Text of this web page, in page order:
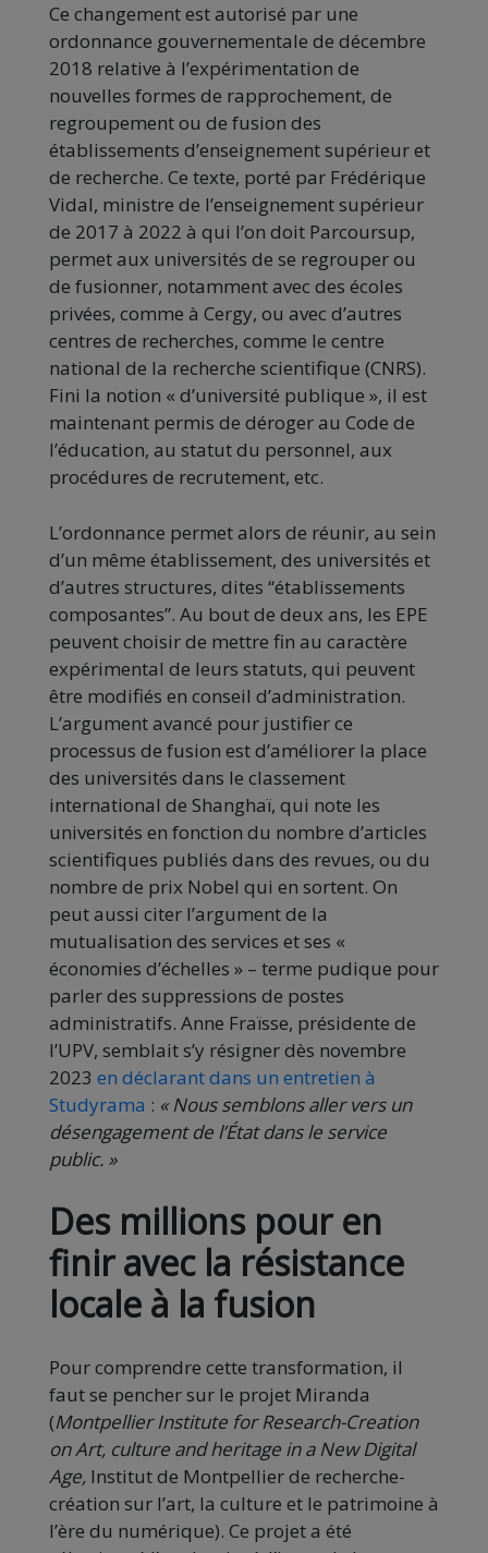
Ce changement est autorisé par une
ordonnance gouvernementale de décembre
2018 relative à l’expérimentation de
nouvelles formes de rapprochement, de
regroupement ou de fusion des
établissements d’enseignement supérieur et
de recherche. Ce texte, porté par Frédérique
Vidal, ministre de l’enseignement supérieur
de 2017 à 2022 à qui l’on doit Parcoursup,
permet aux universités de se regrouper ou
de fusionner, notamment avec des écoles
privées, comme à Cergy, ou avec d’autres
centres de recherches, comme le centre
national de la recherche scientifique (CNRS).
Fini la notion « d’université publique », il est
maintenant permis de déroger au Code de
l’éducation, au statut du personnel, aux
procédures de recrutement, etc.
L’ordonnance permet alors de réunir, au sein
d’un même établissement, des universités et
d’autres structures, dites “établissements
composantes”. Au bout de deux ans, les EPE
peuvent choisir de mettre fin au caractère
expérimental de leurs statuts, qui peuvent
être modifiés en conseil d’administration.
L’argument avancé pour justifier ce
processus de fusion est d’améliorer la place
des universités dans le classement
international de Shanghaï, qui note les
universités en fonction du nombre d’articles
scientifiques publiés dans des revues, ou du
nombre de prix Nobel qui en sortent. On
peut aussi citer l’argument de la
mutualisation des services et ses «
économies d’échelles » – terme pudique pour
parler des suppressions de postes
administratifs. Anne Fraïsse, présidente de
l’UPV, semblait s’y résigner dès novembre
2023 en déclarant dans un entretien à
Studyrama : « Nous semblons aller vers un
désengagement de l’État dans le service
public. »
Des millions pour en
finir avec la résistance
locale à la fusion
Pour comprendre cette transformation, il
faut se pencher sur le projet Miranda
(Montpellier Institute for Research-Creation
on Art, culture and heritage in a New Digital
Age, Institut de Montpellier de recherche-
création sur l’art, la culture et le patrimoine à
l’ère du numérique). Ce projet a été